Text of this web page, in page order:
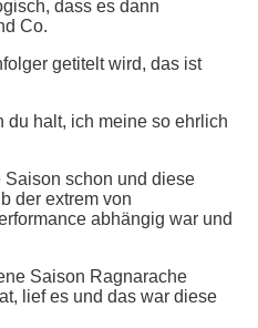
dass es dann
Co.
getitelt wird, das ist
du halt, ich meine so ehrlich
Saison schon und diese
der extrem von
abhängig war und
Saison Ragnarache
lief es und das war diese